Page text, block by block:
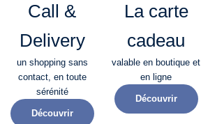
Call &
Delivery
un shopping sans
contact, en toute
sérénité​
Découvrir
La carte
cadeau
valable en boutique et
en ligne
Découvrir